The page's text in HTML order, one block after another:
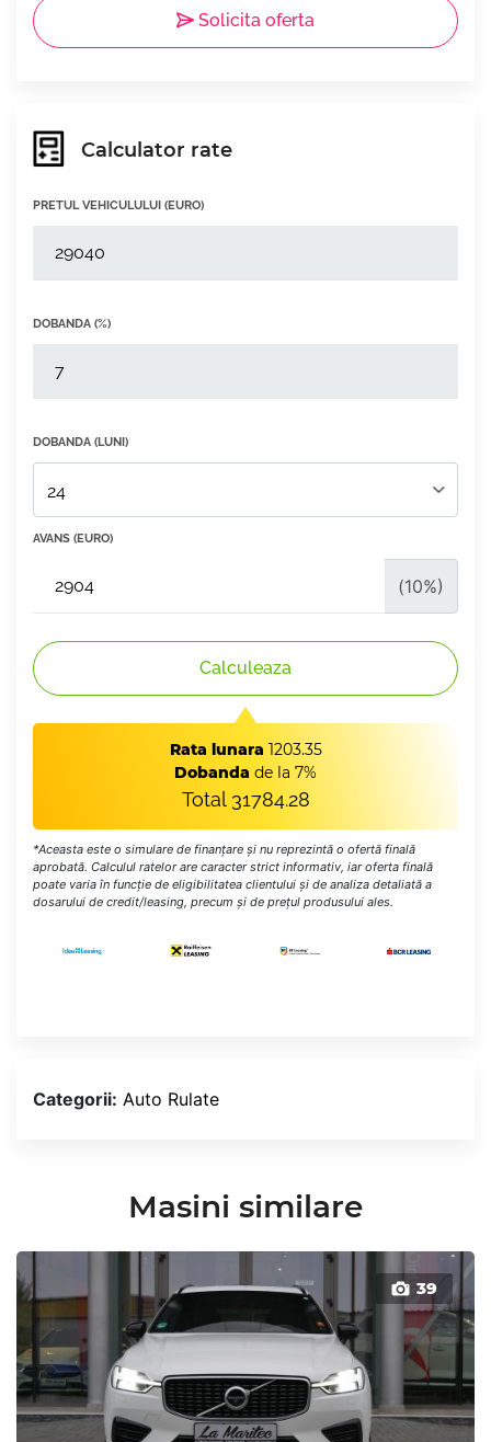
Solicita oferta
Calculator rate
PRETUL VEHICULULUI (EURO)
DOBANDA (%)
DOBANDA (LUNI)
AVANS (EURO)
(10%)
Calculeaza
Rata lunara 1203.35
Dobanda de la 7%
Total 31784.28
*Aceasta este o simulare de finanțare și nu reprezintă o ofertă finală
aprobată. Calculul ratelor are caracter strict informativ, iar oferta finală
poate varia în funcție de eligibilitatea clientului și de analiza detaliată a
dosarului de credit/leasing, precum și de prețul produsului ales.
Categorii: Auto Rulate
Masini similare
39